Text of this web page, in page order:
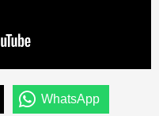
WhatsApp